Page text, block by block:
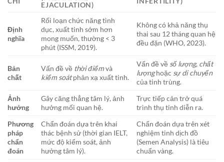
EJACULATION)
Định
nghĩa
Rối loạn chức năng tình
dục, xuất tinh sớm hơn
mong muốn, thường < 3
phút (ISSM, 2019).
Không có khả năng thụ
thai sau 12 tháng quan hệ
đều đặn (WHO, 2023).
Bản
chất
Vấn đề về thời điểmvà
kiểm soátphản xạ xuất tinh.
Vấn đề về số lượng, chất
lượnghoặc sự di chuyển
của tinh trùng.
Ảnh
hưởng
Gây căng thẳng tâm lý, ảnh
hưởng mối quan hệ.
Trực tiếp cản trở quá
trình thụ tinh diễn ra.
Phương
pháp
chẩn
đoán
Chẩn đoán dựa trên khai
thác bệnh sử (thời gian IELT,
mức độ kiểm soát, ảnh
hưởng tâm lý).
Chẩn đoán dựa trên xét
nghiệm tinh dịch đồ
(Semen Analysis) là tiêu
chuẩn vàng.